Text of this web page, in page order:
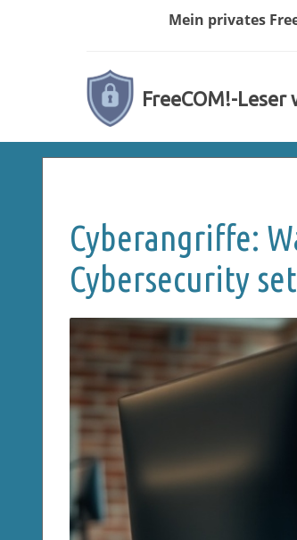
Mein privates
FreeCOM!-Leser
Cyberangriffe:
Cybersecurity